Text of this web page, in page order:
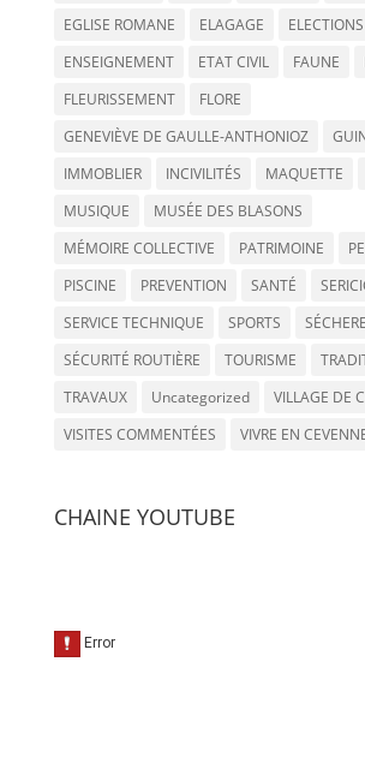
EGLISE ROMANE
ELAGAGE
ELECTIONS
ENSEIGNEMENT
ETAT CIVIL FAUNE
FLEURISSEMENT
FLORE
GENEVIÈVE DE GAULLE-ANTHONIOZ
IMMOBLIER
INCIVILITÉS MAQUETTE
MUSIQUE
MUSÉE DES BLASONS
MÉMOIRE COLLECTIVE
PATRIMOINE
PISCINE
PREVENTION SANTÉ
SERVICE TECHNIQUE
SPORTS
SÉCURITÉ ROUTIÈRE
TOURISME
TRAVAUX
Uncategorized
VILLAGE DE
VISITES COMMENTÉES
VIVRE EN
CHAINE YOUTUBE